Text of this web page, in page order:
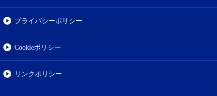
プライバシーポリシー
Cookieポリシー
リンクポリシー